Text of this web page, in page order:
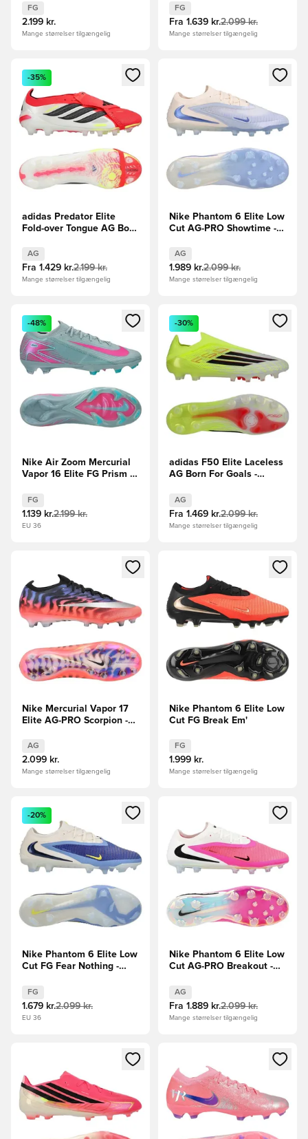
EDITION
FG
2.199 kr.
Mange størrelser tilgængelig
FG
Fra 1.639 kr.2.099 kr.
Mange størrelser tilgængelig
Åbner en Modal til at logge ind eller tilmelde dig som
-35%
adidas Predator Elite
Fold-over Tongue AG Born
AG
Fra 1.429 kr.2.199 kr.
Mange størrelser tilgængelig
Åbner en Modal til at logge
Nike Phantom 6 Elite Low
Cut AG-PRO Showtime -
AG
1.989 kr.2.099 kr.
Mange størrelser tilgængelig
Åbner en Modal til at logge ind eller tilmelde dig som
-48%
Nike Air Zoom Mercurial
Vapor 16 Elite FG Prism -
FG
1.139 kr.2.199 kr.
EU 36
Åbner en Modal til at logge
-30%
adidas F50 Elite Laceless
AG Born For Goals -
AG
Fra 1.469 kr.2.099 kr.
Mange størrelser tilgængelig
Åbner en Modal til at logge ind eller tilmelde dig som
Nike Mercurial Vapor 17
Elite AG-PRO Scorpion -
EDITION
AG
2.099 kr.
Mange størrelser tilgængelig
Åbner en Modal til at logge
Nike Phantom 6 Elite Low
Cut FG Break Em'
FG
1.999 kr.
Mange størrelser tilgængelig
Åbner en Modal til at logge ind eller tilmelde dig som
-20%
Nike Phantom 6 Elite Low
Cut FG Fear Nothing -
FG
1.679 kr.2.099 kr.
EU 36
Åbner en Modal til at logge
Nike Phantom 6 Elite Low
Cut AG-PRO Breakout -
AG
Fra 1.889 kr.2.099 kr.
Mange størrelser tilgængelig
Åbner en Modal til at logge ind eller tilmelde dig som
Åbner en Modal til at logge